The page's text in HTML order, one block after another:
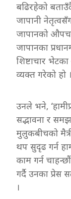
बढिरहेको
जापानी
जापानको
जापानका
शिष्टाचार
व्यक्त गरेको हो ।
उनले भने,
सद्भावना र
मुलुकबीचको
थप सुदृढ गर्न
काम गर्न
गर्दै उनका प्रेस
।